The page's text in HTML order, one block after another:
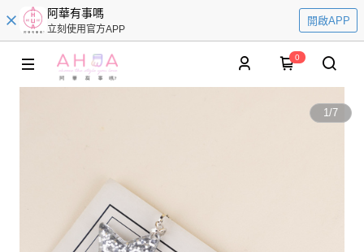
阿華有事嗎
立刻使用官方APP
開啟APP
0
1/7